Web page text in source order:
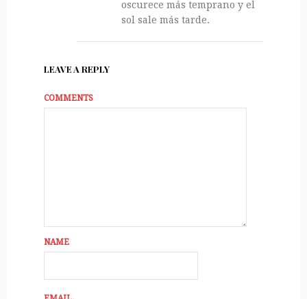
oscurece más temprano y el
sol sale más tarde.
LEAVE A REPLY
COMMENTS
NAME